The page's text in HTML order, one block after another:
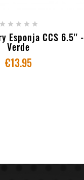
    
Esponja CCS 6.5'' -
Verde
€13.95